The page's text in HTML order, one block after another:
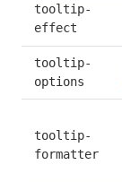
tooltip-
effect
tooltip-
options
tooltip-
formatter